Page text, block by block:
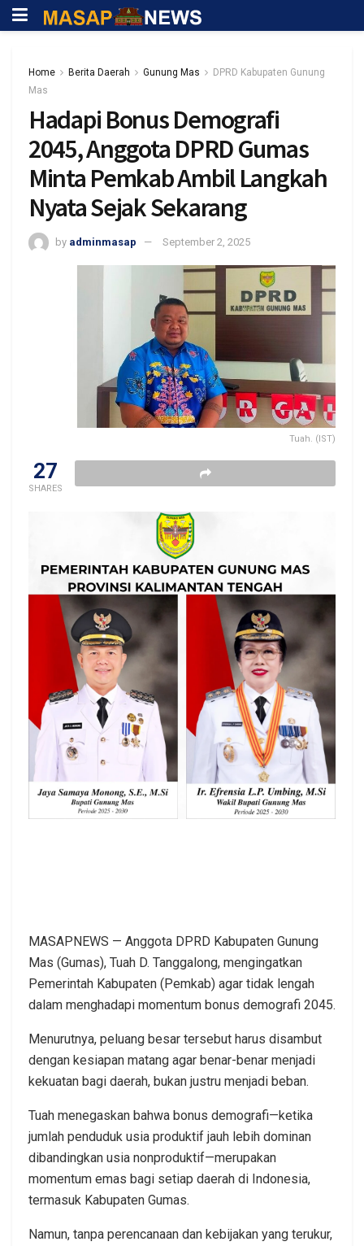
Home Berita Daerah Gunung Mas
DPRD Kabupaten Gunung
Mas
Hadapi Bonus Demografi
2045, Anggota DPRD Gumas
Minta Pemkab Ambil Langkah
Nyata Sejak Sekarang
by adminmasap September 2, 2025
Tuah. (IST)
27
SHARES
MASAPNEWS — Anggota DPRD Kabupaten Gunung
Mas (Gumas), Tuah D. Tanggalong, mengingatkan
Pemerintah Kabupaten (Pemkab) agar tidak lengah
dalam menghadapi momentum bonus demografi 2045.
Menurutnya, peluang besar tersebut harus disambut
dengan kesiapan matang agar benar-benar menjadi
kekuatan bagi daerah, bukan justru menjadi beban.
Tuah menegaskan bahwa bonus demografi—ketika
jumlah penduduk usia produktif jauh lebih dominan
dibandingkan usia nonproduktif—merupakan
momentum emas bagi setiap daerah di Indonesia,
termasuk Kabupaten Gumas.
Namun, tanpa perencanaan dan kebijakan yang terukur,